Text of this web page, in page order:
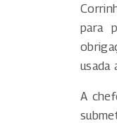
para
usada
A